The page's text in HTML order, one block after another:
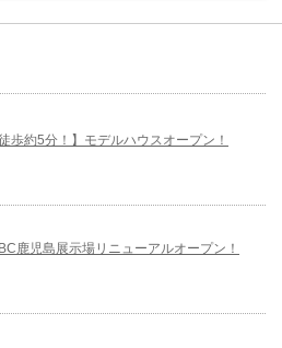
歩約5分！】モデルハウスオープン！
鹿児島展示場リニューアルオープン！